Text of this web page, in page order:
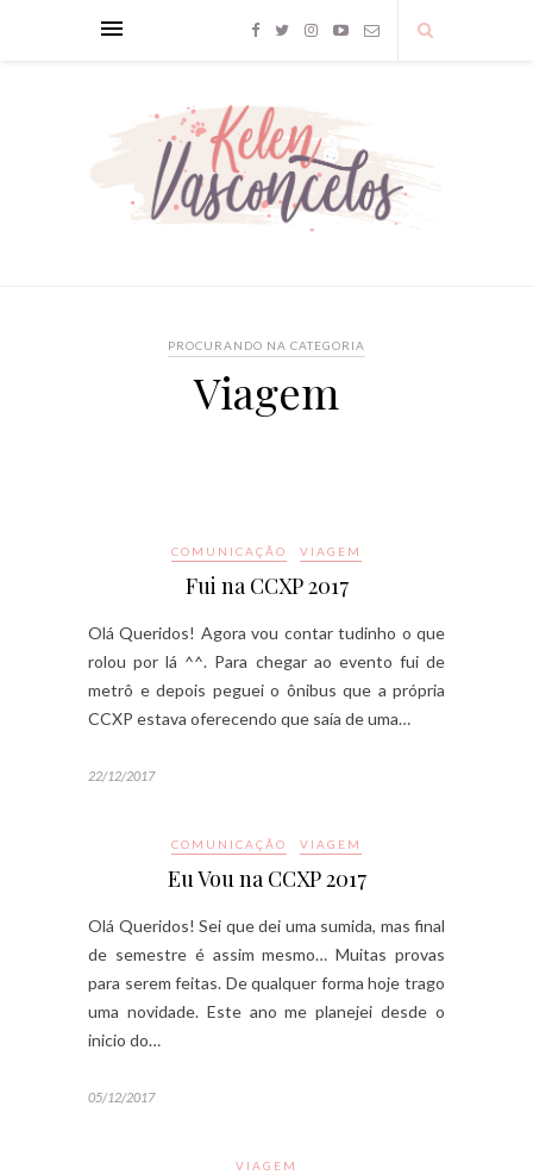
PROCURANDO NA CATEGORIA
Viagem
COMUNICAÇÃO VIAGEM
Fui na CCXP 2017
Olá Queridos! Agora vou contar tudinho o que
rolou por lá ^^. Para chegar ao evento fui de
metrô e depois peguei o ônibus que a própria
CCXP estava oferecendo que saía de uma…
22/12/2017
COMUNICAÇÃO VIAGEM
Eu Vou na CCXP 2017
Olá Queridos! Sei que dei uma sumida, mas final
de semestre é assim mesmo… Muitas provas
para serem feitas. De qualquer forma hoje trago
uma novidade. Este ano me planejei desde o
inicio do…
05/12/2017
VIAGEM